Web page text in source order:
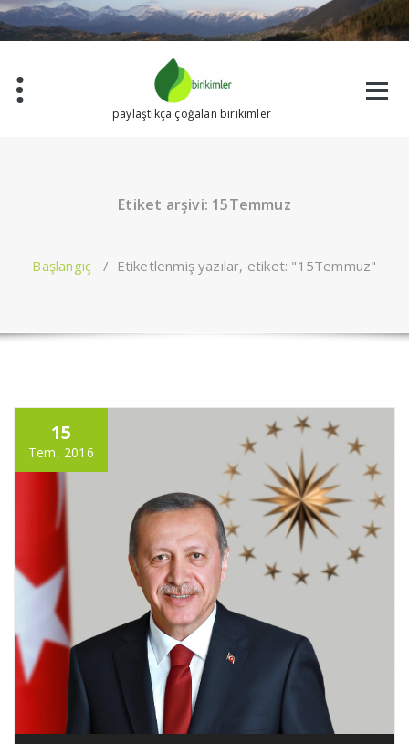
İçeriğe
geç
paylaştıkça çoğalan birikimler
Etiket arşivi: 15Temmuz
Başlangıç / Etiketlenmiş yazılar, etiket: "15Temmuz"
15
Tem, 2016